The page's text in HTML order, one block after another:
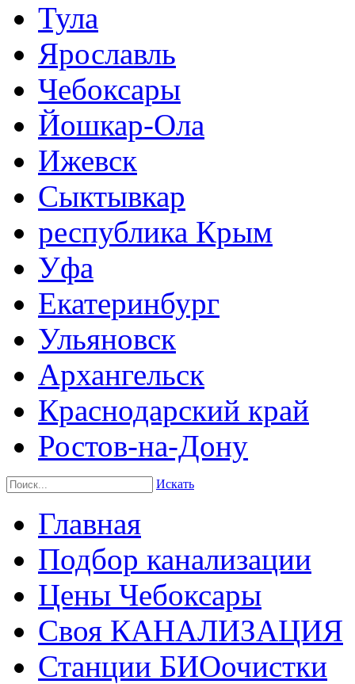
Тула
Ярославль
Чебоксары
Йошкар-Ола
Ижевск
Сыктывкар
республика Крым
Уфа
Екатеринбург
Ульяновск
Архангельск
Краснодарский край
Ростов-на-Дону
Искать
Главная
Подбор канализации
Цены Чебоксары
Своя КАНАЛИЗАЦИЯ
Станции БИОочистки